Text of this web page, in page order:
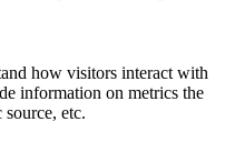
how visitors interact with
information on metrics the
etc.